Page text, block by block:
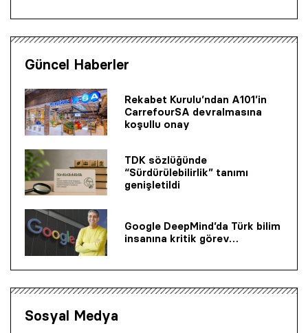
Güncel Haberler
Rekabet Kurulu’ndan A101’in
CarrefourSA devralmasına
koşullu onay
TDK sözlüğünde
“Sürdürülebilirlik” tanımı
genişletildi
Google DeepMind’da Türk bilim
insanına kritik görev…
Sosyal Medya